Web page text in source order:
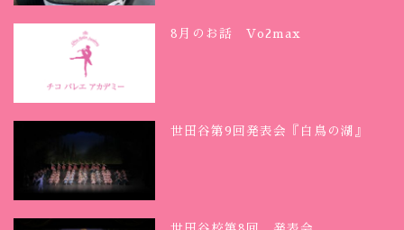
8月のお話 Vo2max
世田谷第9回発表会『白鳥の湖』